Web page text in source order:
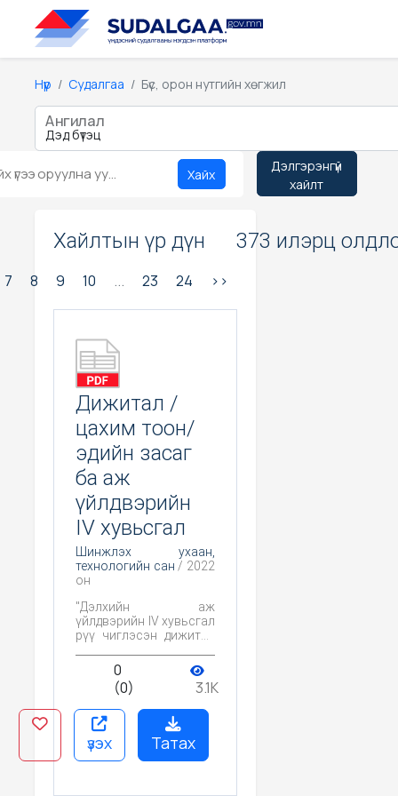
Нүүр Судалгаа Бүс, орон нутгийн хөгжил
Ангилал
Хайх
Дэлгэрэнгүй
хайлт
Хайлтын үр дүн 373 илэрц
7 8 9 10 ... 23 24 >>
Дижитал /
цахим тоон/
эдийн засаг
ба аж
үйлдвэрийн
IV хувьсгал
Шинжлэх ухаан,
технологийн сан / 2022
он
"Дэлхийн аж
үйлдвэрийн IV хувьсгал
рүү чиглэсэн дижитал
улс орнуудын нийгэм,
эдийн засгийн байдалд
гарч байгаа өөрчлөлт,
дэвшил, ялангуяа
дэлхий үйлдвэрлэл,
хэрэглээ, худалдаа,
бизнест нэвтэрч буй
цахим буюу
0
(0)
3.1K
үзэх Татах